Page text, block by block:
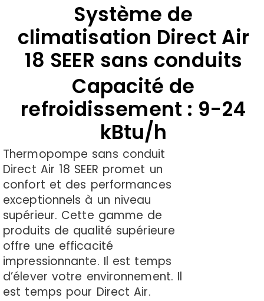
Système de
climatisation Direct Air
18 SEER sans conduits
Capacité de
refroidissement : 9-24
kBtu/h
Thermopompe sans conduit
Direct Air 18 SEER promet un
confort et des performances
exceptionnels à un niveau
supérieur. Cette gamme de
produits de qualité supérieure
offre une efficacité
impressionnante. Il est temps
d’élever votre environnement. Il
est temps pour Direct Air.